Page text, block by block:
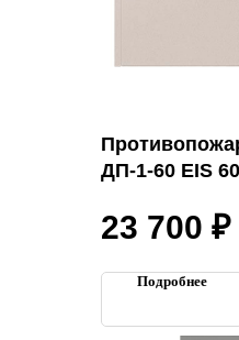
ДП-1-60 EIS
23 700 ₽
Подробнее